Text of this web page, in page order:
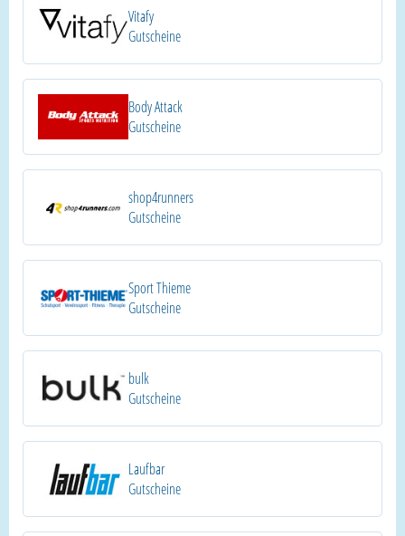
Vitafy
Gutscheine
Body Attack
Gutscheine
shop4runners
Gutscheine
Sport Thieme
Gutscheine
bulk
Gutscheine
Laufbar
Gutscheine